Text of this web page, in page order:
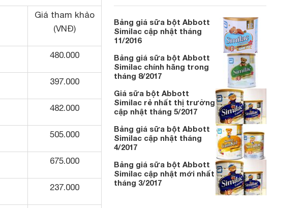
Giá tham khảo
(VNĐ)
480.000
397.000
482.000
505.000
675.000
237.000
bột Abbott Similac cập nhật tháng
Bảng giá sữa bột Abbott
Similac cập nhật tháng
11/2016
Bảng giá sữa bột Abbott
Similac chính hãng trong
tháng 8/2017
Giá sữa bột Abbott
Similac rẻ nhất thị trường
cập nhật tháng 5/2017
Bảng giá sữa bột Abbott
Similac cập nhật tháng
4/2017
Bảng giá sữa bột Abbott
Similac cập nhật mới nhất
tháng 3/2017